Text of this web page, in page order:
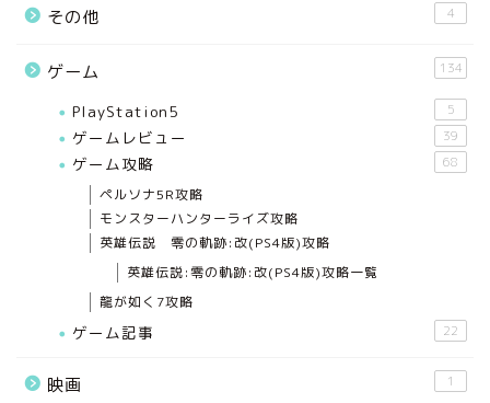
その他 4
ゲーム 134
PlayStation5 5
ゲームレビュー 39
ゲーム攻略 68
ペルソナ5R攻略
モンスターハンターライズ攻略
英雄伝説 零の軌跡:改(PS4版)攻略
英雄伝説:零の軌跡:改(PS4版)攻略一覧
龍が如く7攻略
ゲーム記事 22
映画 1